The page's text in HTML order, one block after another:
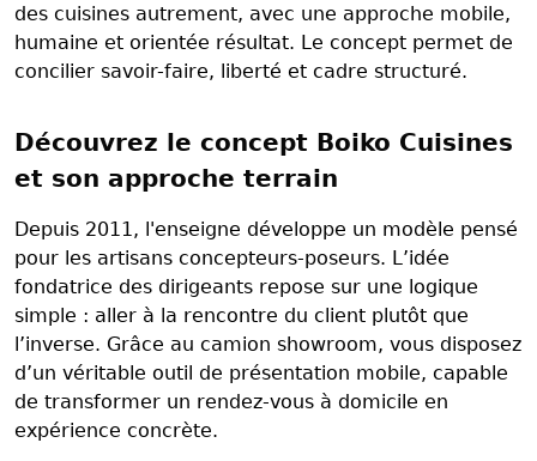
des cuisines autrement, avec une approche mobile,
humaine et orientée résultat. Le concept permet de
concilier savoir-faire, liberté et cadre structuré.
Découvrez le concept Boiko Cuisines
et son approche terrain
Depuis 2011, l'enseigne développe un modèle pensé
pour les artisans concepteurs-poseurs. L’idée
fondatrice des dirigeants repose sur une logique
simple : aller à la rencontre du client plutôt que
l’inverse. Grâce au camion showroom, vous disposez
d’un véritable outil de présentation mobile, capable
de transformer un rendez-vous à domicile en
expérience concrète.